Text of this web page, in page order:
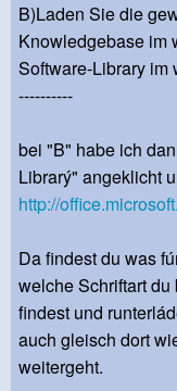
B)Laden Sie die
Knowledgebase im
Software-Library im
----------
bei "B" habe ich
Librarý" angeklicht
http://
Da findest du was
welche Schriftart
findest und
auch gleisch dort
weitergeht.